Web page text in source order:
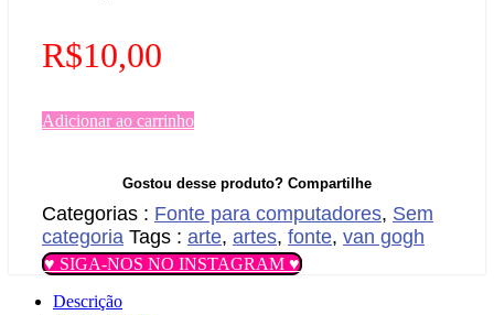
R$10,00
Adicionar ao carrinho
Gostou desse produto? Compartilhe
Categorias : Fonte para computadores, Sem
categoria Tags : arte, artes, fonte, van gogh
♥ SIGA-NOS NO INSTAGRAM ♥
Descrição